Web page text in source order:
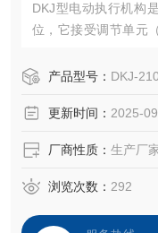
DKJ型电动执行机构
位，它接受调节单元
材、供热、轻工、水处
的“手动←→ 自动"的无
产品型号： DKJ-
更新时间： 2025-
厂商性质： 生产厂
浏览次数： 292